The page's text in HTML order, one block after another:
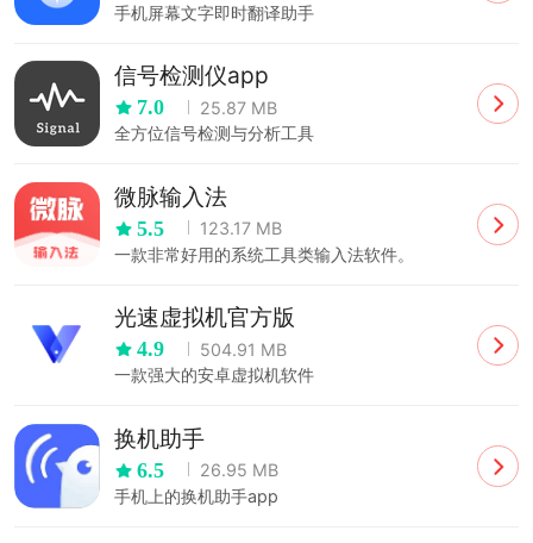
手机屏幕文字即时翻译助手
信号检测仪app
7.0
25.87 MB
全方位信号检测与分析工具
微脉输入法
5.5
123.17 MB
一款非常好用的系统工具类输入法软件。
光速虚拟机官方版
4.9
504.91 MB
一款强大的安卓虚拟机软件
换机助手
6.5
26.95 MB
手机上的换机助手app